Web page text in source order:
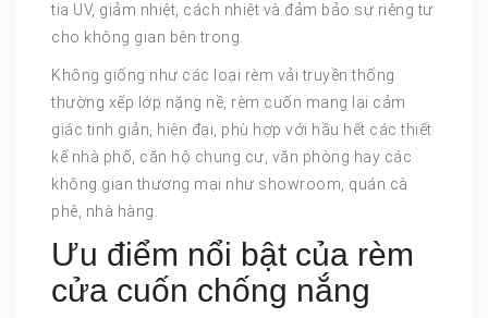
tia UV, giảm nhiệt, cách nhiệt và đảm bảo sự riêng tư
cho không gian bên trong.
Không giống như các loại rèm vải truyền thống
thường xếp lớp nặng nề, rèm cuốn mang lại cảm
giác tinh giản, hiện đại, phù hợp với hầu hết các thiết
kế nhà phố, căn hộ chung cư, văn phòng hay các
không gian thương mại như showroom, quán cà
phê, nhà hàng.
Ưu điểm nổi bật của rèm
cửa cuốn chống nắng